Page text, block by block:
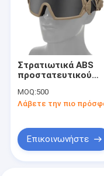
Στρατιωτικά ABS
προστατευτικού
ομίχλης τακτικά με
τον ανεμιστήρα
MOQ:500
Λάβετε την πιο
Επικοινωνήστε